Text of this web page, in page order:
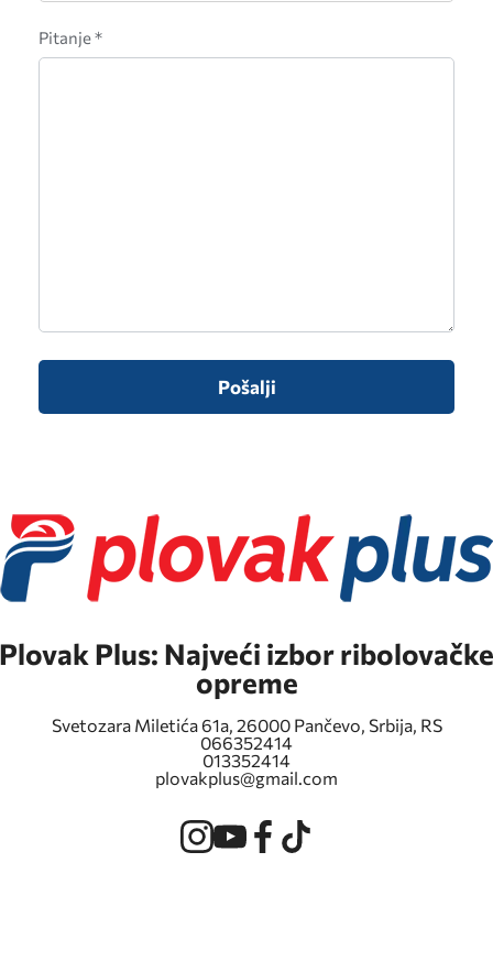
Pitanje *
Pošalji
Plovak Plus: Najveći izbor ribolovačke
opreme
Svetozara Miletića 61a, 26000 Pančevo, Srbija, RS
066352414
013352414
plovakplus@gmail.com